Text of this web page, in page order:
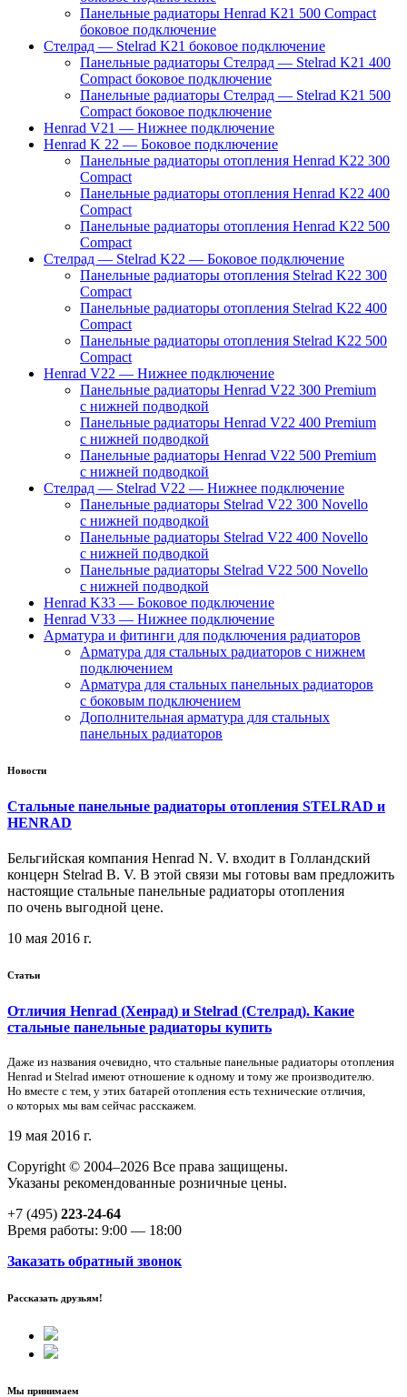
Панельные радиаторы Henrad K21 500 Compact
боковое подключение
Стелрад — Stelrad K21 боковое подключение
Панельные радиаторы Стелрад — Stelrad K21 400
Compact боковое подключение
Панельные радиаторы Стелрад — Stelrad K21 500
Compact боковое подключение
Henrad V21 — Нижнее подключение
Henrad K 22 — Боковое подключение
Панельные радиаторы отопления Henrad K22 300
Compact
Панельные радиаторы отопления Henrad K22 400
Compact
Панельные радиаторы отопления Henrad K22 500
Compact
Стелрад — Stelrad K22 — Боковое подключение
Панельные радиаторы отопления Stelrad K22 300
Compact
Панельные радиаторы отопления Stelrad K22 400
Compact
Панельные радиаторы отопления Stelrad K22 500
Compact
Henrad V22 — Нижнее подключение
Панельные радиаторы Henrad V22 300 Premium
с нижней подводкой
Панельные радиаторы Henrad V22 400 Premium
с нижней подводкой
Панельные радиаторы Henrad V22 500 Premium
с нижней подводкой
Стелрад — Stelrad V22 — Нижнее подключение
Панельные радиаторы Stelrad V22 300 Novello
с нижней подводкой
Панельные радиаторы Stelrad V22 400 Novello
с нижней подводкой
Панельные радиаторы Stelrad V22 500 Novello
с нижней подводкой
Henrad K33 — Боковое подключение
Henrad V33 — Нижнее подключение
Арматура и фитинги для подключения радиаторов
Арматура для стальных радиаторов с нижнем
подключением
Арматура для стальных панельных радиаторов
с боковым подключением
Дополнительная арматура для стальных
панельных радиаторов
Новости
Стальные панельные радиаторы отопления STELRAD и
HENRAD
Бельгийская компания Henrad N. V. входит в Голландский
концерн Stelrad B. V. В этой связи мы готовы вам предложить
настоящие стальные панельные радиаторы отопления
по очень выгодной цене.
10 мая 2016 г.
Статьи
Отличия Henrad (Хенрад) и Stelrad (Стелрад). Какие
стальные панельные радиаторы купить
Даже из названия очевидно, что стальные панельные радиаторы отопления
Henrad и Stelrad имеют отношение к одному и тому же производителю.
Но вместе с тем, у этих батарей отопления есть технические отличия,
о которых мы вам сейчас расскажем.
19 мая 2016 г.
Copyright © 2004–2026 Все права защищены.
Указаны рекомендованные розничные цены.
+7 (495) 223-24-64
Время работы: 9:00 — 18:00
Заказать обратный звонок
Рассказать друзьям!
Мы принимаем